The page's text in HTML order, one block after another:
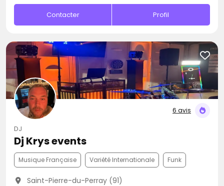
Contacter Profil
6 avis
DJ
Dj Krys events
Musique Française Variété Internationale Funk
Saint-Pierre-du-Perray (91)